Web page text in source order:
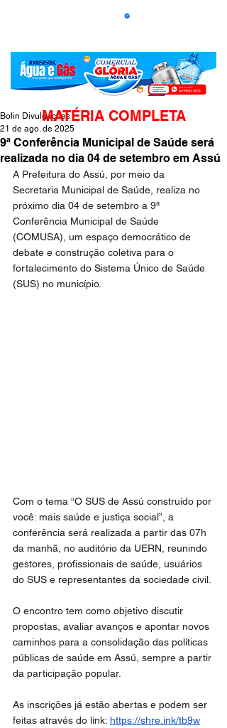
9ª Conferência Municipal de Saúde será
realizada no dia 04 de setembro em Assú
Bolin Divulgações
21 de ago. de 2025
A Prefeitura do Assú, por meio da
Secretaria Municipal de Saúde, realiza no
próximo dia 04 de setembro a 9ª
Conferência Municipal de Saúde
(COMUSA), um espaço democrático de
debate e construção coletiva para o
fortalecimento do Sistema Único de Saúde
(SUS) no município.
Com o tema “O SUS de Assú construído por
você: mais saúde e justiça social”, a
conferência será realizada a partir das 07h
da manhã, no auditório da UERN, reunindo
gestores, profissionais de saúde, usuários
do SUS e representantes da sociedade civil.
O encontro tem como objetivo discutir
propostas, avaliar avanços e apontar novos
caminhos para a consolidação das políticas
públicas de saúde em Assú, sempre a partir
da participação popular.
As inscrições já estão abertas e podem ser
feitas através do link: https://shre.ink/tb9w
MATÉRIA COMPLETA